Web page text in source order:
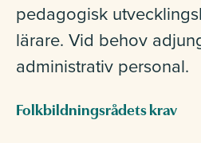
pedagogisk
lärare. Vid behov
administrativ personal.
Folkbildningsrådets krav